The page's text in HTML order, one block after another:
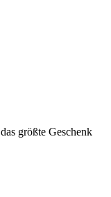
größte Geschenk